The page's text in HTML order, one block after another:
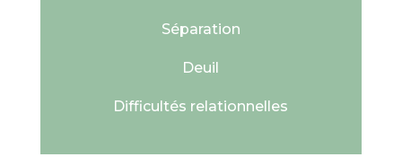
Séparation
Deuil
Difficultés relationnelles